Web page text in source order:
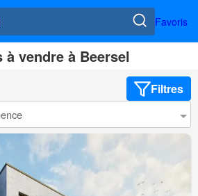
Favoris
à vendre à Beersel
Filtres